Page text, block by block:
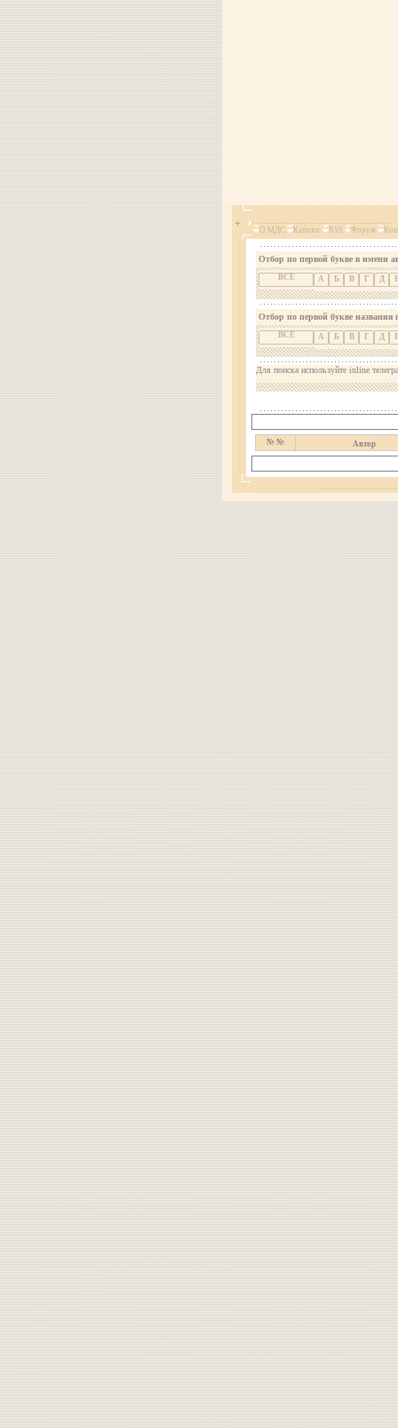
О МДС Каталог RSS Форум
Отбор по первой букве в имени
ВСЕ А Б В Г Д
Отбор по первой букве названия
ВСЕ А Б В Г Д
Для поиска используйте inline
№ № Автор